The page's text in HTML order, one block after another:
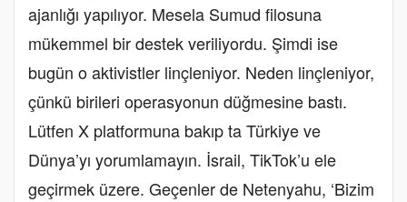
ajanlığı yapılıyor. Mesela Sumud filosuna
mükemmel bir destek veriliyordu. Şimdi ise
bugün o aktivistler linçleniyor. Neden linçleniyor,
çünkü birileri operasyonun düğmesine bastı.
Lütfen X platformuna bakıp ta Türkiye ve
Dünya’yı yorumlamayın. İsrail, TikTok’u ele
geçirmek üzere. Geçenler de Netenyahu, ‘Bizim